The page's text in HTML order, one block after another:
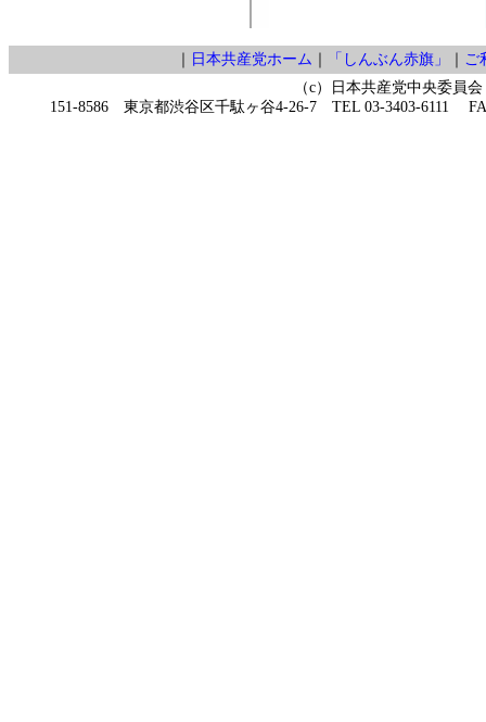
日本共産党ホーム 「しんぶん赤旗」
ご
（c）日本共産党中央委員会
151-8586 東京都渋谷区千駄ヶ谷4-26-7 TEL 03-3403-6111